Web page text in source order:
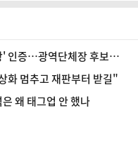
인증…광역단체장 후보들
화 멈추고 재판부터 받길"
왜 태그업 안 했나